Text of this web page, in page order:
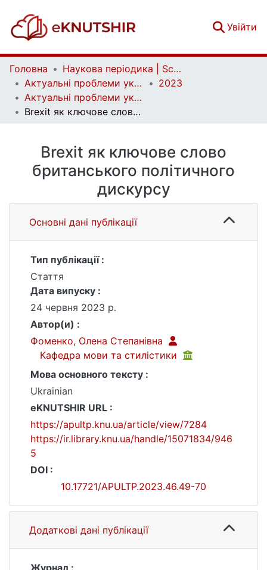
Увійти
Головна
Наукова періодика | Scientific periodicals
Актуальні проблеми української лінгвістики: теорія і практика | Current issues of Ukrainian linguistics: theory and practice
2023
Актуальні проблеми української лінгвістики: теорія і практика. Вип. 46
Brexit як ключове слово британського політичного дискурсу
Brexit як ключове слово
британського політичного
дискурсу
Основні дані публікації
Тип публікації :
Стаття
Дата випуску :
24 червня 2023 р.
Автор(и) :
Фоменко, Олена Степанівна
Кафедра мови та стилістики
Мова основного тексту :
Ukrainian
eKNUTSHIR URL :
https://apultp.knu.ua/article/view/7284
https://ir.library.knu.ua/handle/15071834/946
5
DOI :
10.17721/APULTP.2023.46.49-70
Додаткові дані публікації
Журнал :